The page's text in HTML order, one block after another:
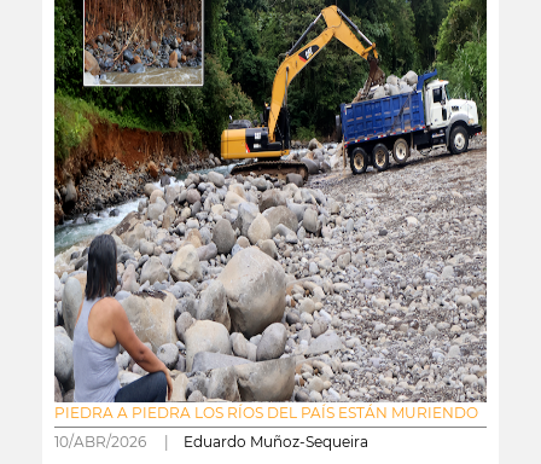
PIEDRA A PIEDRA LOS RÍOS DEL PAÍS ESTÁN MURIENDO
10/ABR/2026 | Eduardo Muñoz-Sequeira